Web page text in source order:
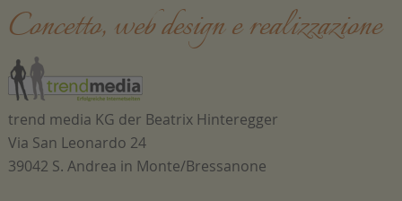
Concetto, web design e realizzazione
trend media KG der Beatrix Hinteregger
Via San Leonardo 24
39042 S. Andrea in Monte/Bressanone